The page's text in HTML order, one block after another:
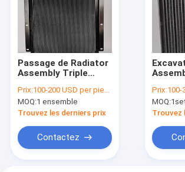
Passage de Radiator
Assembly Triple
KOBELCO SK120-
3/SK120-5
Prix:100-200 USD per piece
MOQ:1 ensemble
Trouvez les derniers prix
Contactez
60-8
Prix:100-
MOQ:
Trouvez